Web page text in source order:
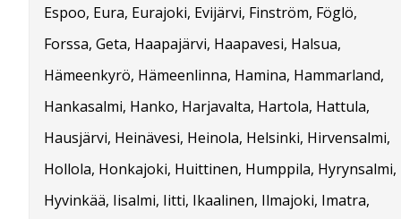
Espoo, Eura, Eurajoki, Evijärvi, Finström, Föglö,
Forssa, Geta, Haapajärvi, Haapavesi, Halsua,
Hämeenkyrö, Hämeenlinna, Hamina, Hammarland,
Hankasalmi, Hanko, Harjavalta, Hartola, Hattula,
Hausjärvi, Heinävesi, Heinola, Helsinki, Hirvensalmi,
Hollola, Honkajoki, Huittinen, Humppila, Hyrynsalmi,
Hyvinkää, Iisalmi, Iitti, Ikaalinen, Ilmajoki, Imatra,